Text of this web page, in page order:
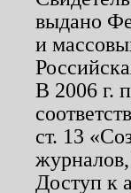
выдано
и
В 2006 г.
ст. 13
Доступ к